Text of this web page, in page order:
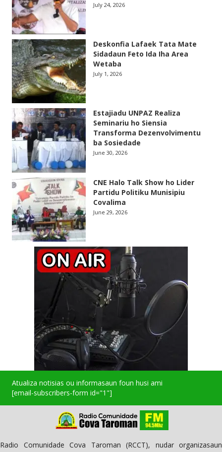
July 24, 2026
Deskonfia Lafaek Tata Mate
Sidadaun Feto Ida Iha Area
Wetaba
July 1, 2026
Estajiadu UNPAZ Realiza
Seminariu ho Siensia
Transforma Dezenvolvimentu
ba Sosiedade
June 30, 2026
CNE Halo Talk Show ho Lider
Partidu Politiku Munisipiu
Covalima
June 29, 2026
Atualiza notisias ou informasaun foun husi ami
[email-subscribers-form id="1"]
Radio Comunidade Cova Taroman (RCCT), nudar organizasaun